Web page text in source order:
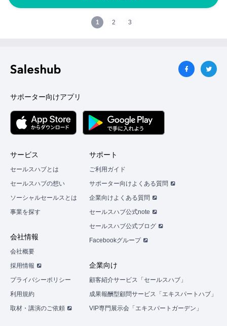
1 2 3
サポーター向けアプリ
サービス
セールスハブとは
セールスハブの想い
ソーシャルセールスとは
事業を探す
会社情報
会社概要
採用情報
プライバシーポリシー
利用規約
取材・講演のご依頼
サポート
ご利用ガイド
サポーター向けよくある質問
企業向けよくある質問
セールスハブ公式note
セールスハブ公式ブログ
Facebookグループ
企業向け
顧客紹介サービス「セールスハブ」
成果報酬型顧問サービス「エキスパートハブ」
VIP専門展示会「エキスパートガーデン」